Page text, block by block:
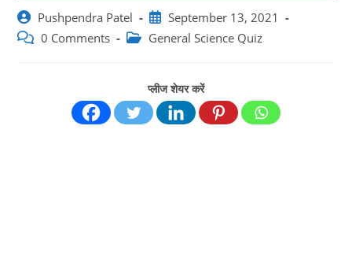
Post
author:
Pushpendra Patel
Post
published:
September 13, 2021
Post 0 Comments
Post General Science Quiz
प्लीज शेयर करें